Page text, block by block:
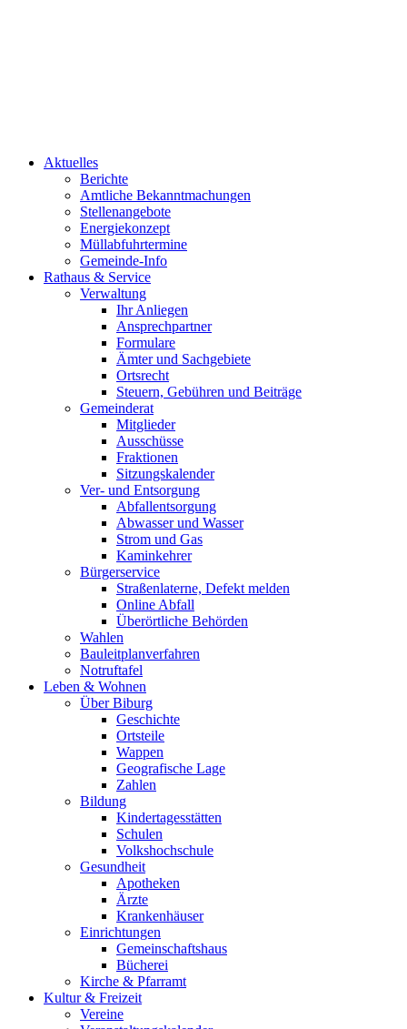
Aktuelles
Berichte
Amtliche Bekanntmachungen
Stellenangebote
Energiekonzept
Müllabfuhrtermine
Gemeinde-Info
Rathaus & Service
Verwaltung
Ihr Anliegen
Ansprechpartner
Formulare
Ämter und Sachgebiete
Ortsrecht
Steuern, Gebühren und Beiträge
Gemeinderat
Mitglieder
Ausschüsse
Fraktionen
Sitzungskalender
Ver- und Entsorgung
Abfallentsorgung
Abwasser und Wasser
Strom und Gas
Kaminkehrer
Bürgerservice
Straßenlaterne, Defekt melden
Online Abfall
Überörtliche Behörden
Wahlen
Bauleitplanverfahren
Notruftafel
Leben & Wohnen
Über Biburg
Geschichte
Ortsteile
Wappen
Geografische Lage
Zahlen
Bildung
Kindertagesstätten
Schulen
Volkshochschule
Gesundheit
Apotheken
Ärzte
Krankenhäuser
Einrichtungen
Gemeinschaftshaus
Bücherei
Kirche & Pfarramt
Kultur & Freizeit
Vereine